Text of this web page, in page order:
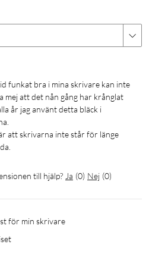
mej att det nån gång har krånglat
år jag använt detta bläck i
att skrivarna inte står för länge
till hjälp? Ja (0) Nej (0)
för min skrivare